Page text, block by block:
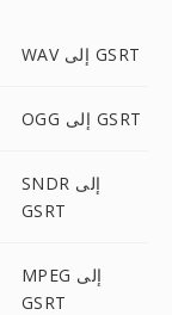
WAV إلى GSRT
OGG إلى GSRT
SNDR إلى
GSRT
MPEG إلى
GSRT